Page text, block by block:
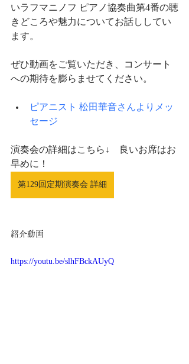
いラフマニノフ ピアノ協奏曲第4番の聴
きどころや魅力についてお話ししてい
ます。
ぜひ動画をご覧いただき、コンサート
への期待を膨らませてください。
ピアニスト 松田華音さんよりメッ
セージ
演奏会の詳細はこちら↓　良いお席はお
早めに！
第129回定期演奏会 詳細
紹介動画
https://youtu.be/slhFBckAUyQ